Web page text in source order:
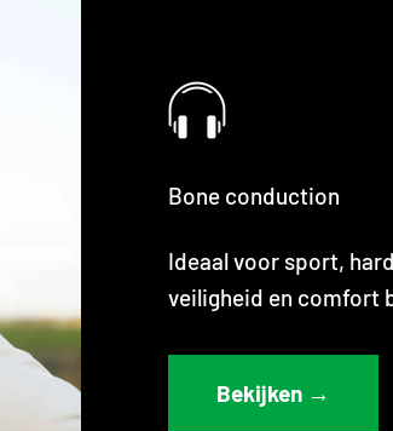
Bone conduction
Ideaal voor sport,
veiligheid en comfort
Bekijken →